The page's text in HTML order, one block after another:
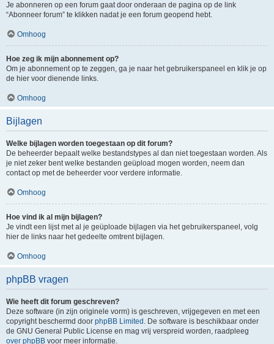
Je abonneren op een forum gaat door onderaan de pagina op de link
“Abonneer forum” te klikken nadat je een forum geopend hebt.
Omhoog
Hoe zeg ik mijn abonnement op?
Om je abonnement op te zeggen, ga je naar het gebruikerspaneel en klik je op
de hier voor dienende links.
Omhoog
Bijlagen
Welke bijlagen worden toegestaan op dit forum?
De beheerder bepaalt welke bestandstypes al dan niet toegestaan worden. Als
je niet zeker bent welke bestanden geüpload mogen worden, neem dan
contact op met de beheerder voor verdere informatie.
Omhoog
Hoe vind ik al mijn bijlagen?
Je vindt een lijst met al je geüploade bijlagen via het gebruikerspaneel, volg
hier de links naar het gedeelte omtrent bijlagen.
Omhoog
phpBB vragen
Wie heeft dit forum geschreven?
Deze software (in zijn originele vorm) is geschreven, vrijgegeven en met een
copyright beschermd door phpBB Limited . De software is beschikbaar onder
de GNU General Public License en mag vrij verspreid worden, raadpleeg
over phpBB voor meer informatie.